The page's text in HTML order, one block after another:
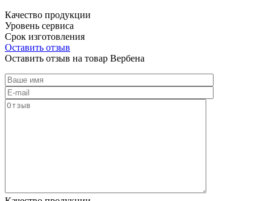
Качество продукции
Уровень сервиса
Срок изготовления
Оставить отзыв
Оставить отзыв на товар Вербена